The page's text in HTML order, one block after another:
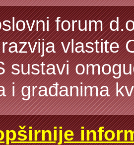
forum
vlastite
sustavi
i građanima